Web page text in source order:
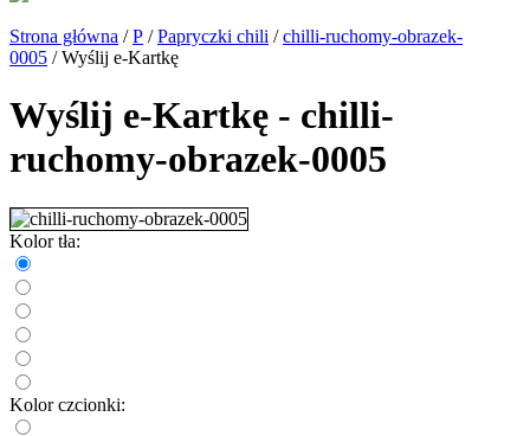
Strona główna /P /Papryczki chili /chilli-ruchomy-obrazek-
0005 / Wyślij e-Kartkę
Wyślij e-Kartkę - chilli-
ruchomy-obrazek-0005
Kolor tła:
Kolor czcionki: